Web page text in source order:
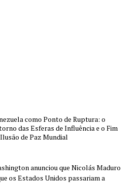
como Ponto de Ruptura: o
das Esferas de Influência e o Fim
de Paz Mundial
anunciou que Nicolás Maduro
os Estados Unidos passariam a